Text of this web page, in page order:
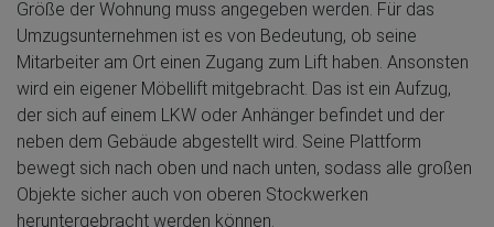
Größe der Wohnung muss angegeben werden. Für das
Umzugsunternehmen ist es von Bedeutung, ob seine
Mitarbeiter am Ort einen Zugang zum Lift haben. Ansonsten
wird ein eigener Möbellift mitgebracht. Das ist ein Aufzug,
der sich auf einem LKW oder Anhänger befindet und der
neben dem Gebäude abgestellt wird. Seine Plattform
bewegt sich nach oben und nach unten, sodass alle großen
Objekte sicher auch von oberen Stockwerken
heruntergebracht werden können.